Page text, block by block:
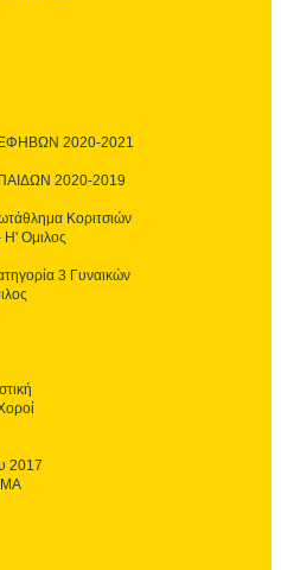
2020-2021
2020-2019
Κοριτσιών
Ομιλος
3 Γυναικών
2017